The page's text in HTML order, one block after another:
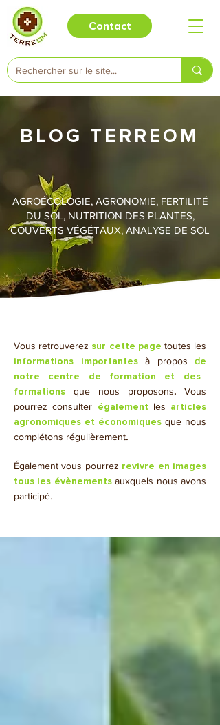
Contact
BLOG TERREOM
AGROÉCOLOGIE, AGRONOMIE, FERTILITÉ
DU SOL, NUTRITION DES PLANTES,
COUVERTS VÉGÉTAUX, ANALYSE DE SOL
Vous retrouverez sur cette page toutes les
informations importantesà propos de
notre centre de formation et des
formations
que nous proposons. Vous
pourrez consulter
également les
articles
agronomiques et économiques que nous
complétons régulièrement.
​Également vous pourrez revivre en images
tous les évènementsauxquels nous avons
participé.